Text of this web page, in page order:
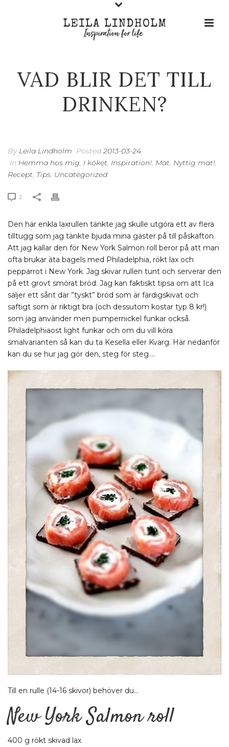
VAD BLIR DET TILL
DRINKEN?
By Leila Lindholm Posted 2013-03-24
In Hemma hos mig, I köket, Inspiration!, Mat, Nyttig mat!,
Recept, Tips, Uncategorized
2
Den här enkla laxrullen tänkte jag skulle utgöra ett av flera
tilltugg som jag tänkte bjuda mina gäster på till påskafton.
Att jag kallar den för New York Salmon roll beror på att man
ofta brukar äta bagels med Philadelphia, rökt lax och
pepparrot i New York. Jag skivar rullen tunt och serverar den
på ett grovt smörat bröd. Jag kan faktiskt tipsa om att Ica
säljer ett sånt där ”tyskt” bröd som är färdigskivat och
saftigt som är riktigt bra (och dessutom kostar typ 8 kr!)
som jag använder men pumpernickel funkar också.
Philadelphiaost light funkar och om du vill köra
smalvarianten så kan du ta Kesella eller Kvarg. Här nedanför
kan du se hur jag gör den, steg för steg….
Till en rulle (14-16 skivor) behöver du…
New York Salmon roll
400 g rökt skivad lax